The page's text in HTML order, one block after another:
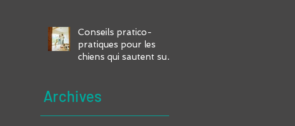
Conseils pratico-
pratiques pour les
chiens qui sautent sur
Archives